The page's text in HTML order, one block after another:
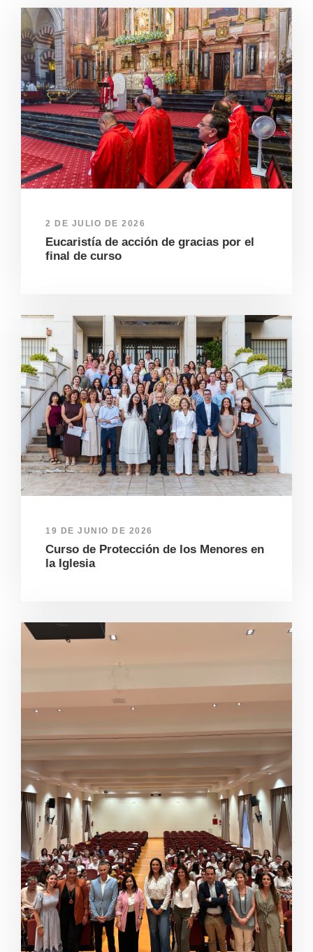
2 DE JULIO DE 2026
Eucaristía de acción de gracias por el
final de curso
19 DE JUNIO DE 2026
Curso de Protección de los Menores en
la Iglesia